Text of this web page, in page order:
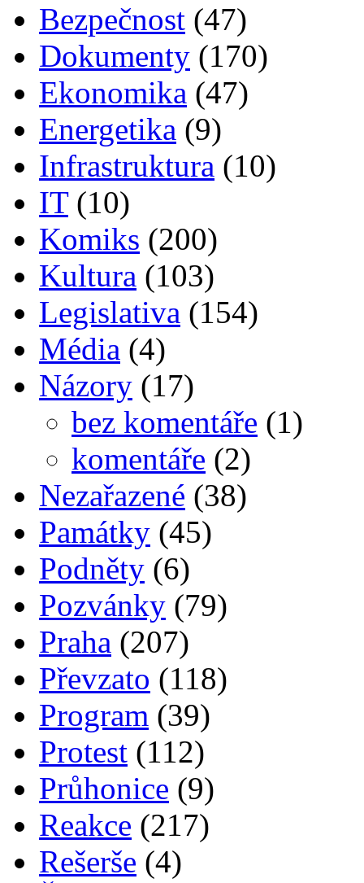
Bezpečnost (47)
Dokumenty (170)
Ekonomika (47)
Energetika (9)
Infrastruktura (10)
IT(10)
Komiks (200)
Kultura (103)
Legislativa (154)
Média (4)
Názory (17)
bez komentáře (1)
komentáře (2)
Nezařazené (38)
Památky (45)
Podněty (6)
Pozvánky (79)
Praha (207)
Převzato (118)
Program (39)
Protest (112)
Průhonice (9)
Reakce (217)
Rešerše (4)